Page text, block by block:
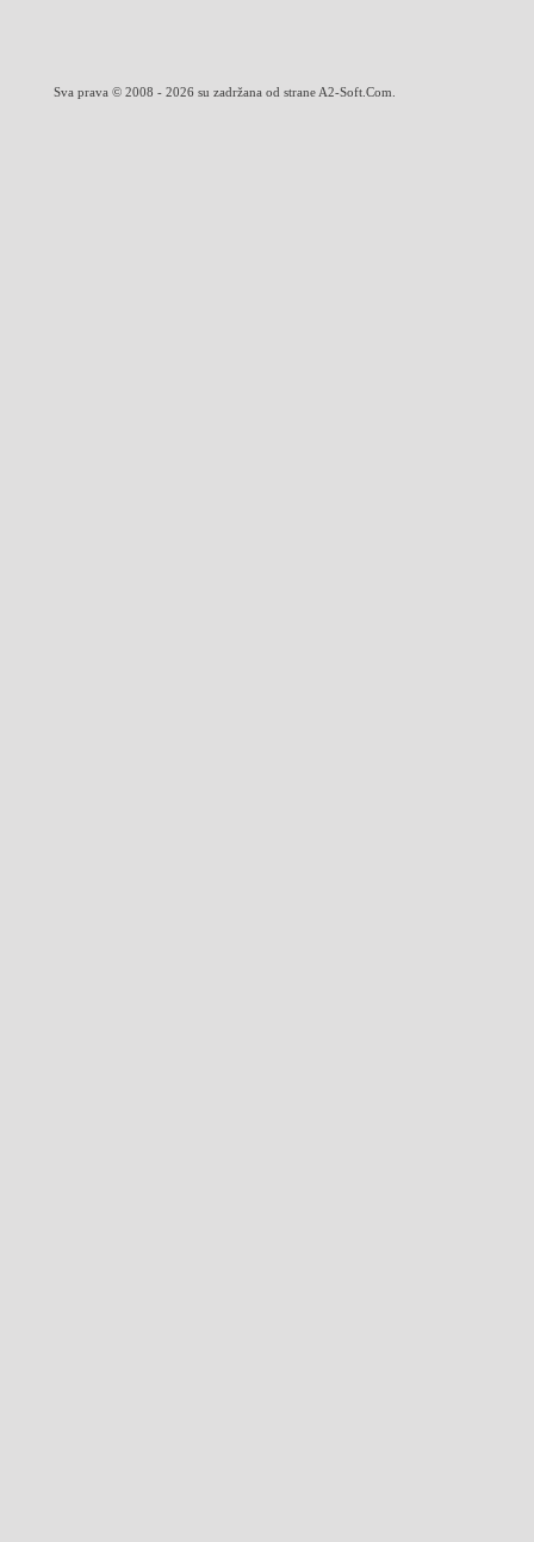
Sva prava © 2008 - 2026 su zadržana od strane A2-Soft.Com.